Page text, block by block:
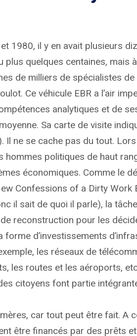
1980, il y en avait plusieurs
plus quelques centaines, mais
de milliers de spécialistes de
Ce véhicule EBR a l’air
analytiques et de
Sa carte de visite
Il ne se cache pas du tout.
hommes politiques de haut
économiques. Comme le
Confessions of a Dirty Work
il sait de quoi il parle), la
reconstruction pour les
forme d’investissements
les réseaux de
les routes et les aéroports,
citoyens font partie
car tout peut être fait. A
être financés par des prêts